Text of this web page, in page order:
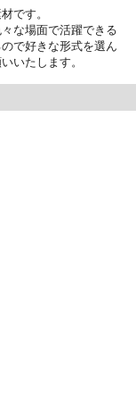
です。
な場面で活躍できる
で好きな形式を選ん
いたします。